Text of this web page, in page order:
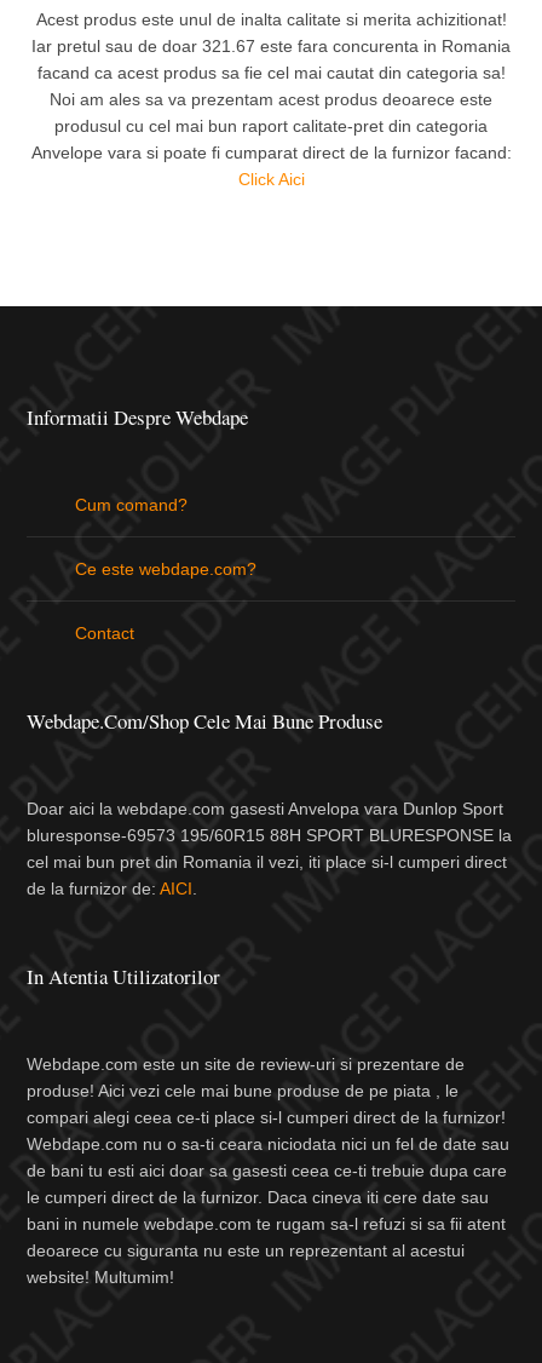
Acest produs este unul de inalta calitate si merita achizitionat!
Iar pretul sau de doar 321.67 este fara concurenta in Romania
facand ca acest produs sa fie cel mai cautat din categoria sa!
Noi am ales sa va prezentam acest produs deoarece este
produsul cu cel mai bun raport calitate-pret din categoria
Anvelope vara si poate fi cumparat direct de la furnizor facand:
Click Aici
Informatii Despre Webdape
Cum comand?
Ce este webdape.com?
Contact
Webdape.com/Shop Cele Mai Bune Produse
Doar aici la webdape.com gasesti Anvelopa vara Dunlop Sport
bluresponse-69573 195/60R15 88H SPORT BLURESPONSE la
cel mai bun pret din Romania il vezi, iti place si-l cumperi direct
de la furnizor de:AICI
In Atentia Utilizatorilor
Webdape.com este un site de review-uri si prezentare de
produse! Aici vezi cele mai bune produse de pe piata , le
compari alegi ceea ce-ti place si-l cumperi direct de la furnizor!
Webdape.com nu o sa-ti ceara niciodata nici un fel de date sau
de bani tu esti aici doar sa gasesti ceea ce-ti trebuie dupa care
le cumperi direct de la furnizor. Daca cineva iti cere date sau
bani in numele webdape.com te rugam sa-l refuzi si sa fii atent
deoarece cu siguranta nu este un reprezentant al acestui
website! Multumim!